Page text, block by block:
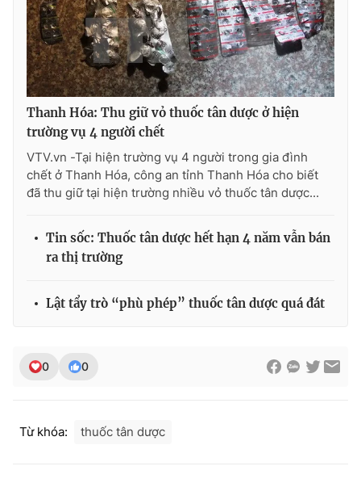
Thị trường
Tư vấn
Lịch phát sóng
Chuyên mục khác
Emagazine Podcast
Photo Infographic
Video Shorts video
VTV Money VTV Thể thao
VTV Sức khoẻ Bất động sản
VTV4
VTV9
Thanh Hóa: Thu giữ vỏ thuốc tân dược ở hiện
trường vụ 4 người chết
VTV.vn -Tại hiện trường vụ 4 người trong gia đình
chết ở Thanh Hóa, công an tỉnh Thanh Hóa cho biết
đã thu giữ tại hiện trường nhiều vỏ thuốc tân dược...
Tin sốc: Thuốc tân dược hết hạn 4 năm vẫn bán
ra thị trường
Lật tẩy trò “phù phép” thuốc tân dược quá đát
0 0
Từ khóa: thuốc tân dược